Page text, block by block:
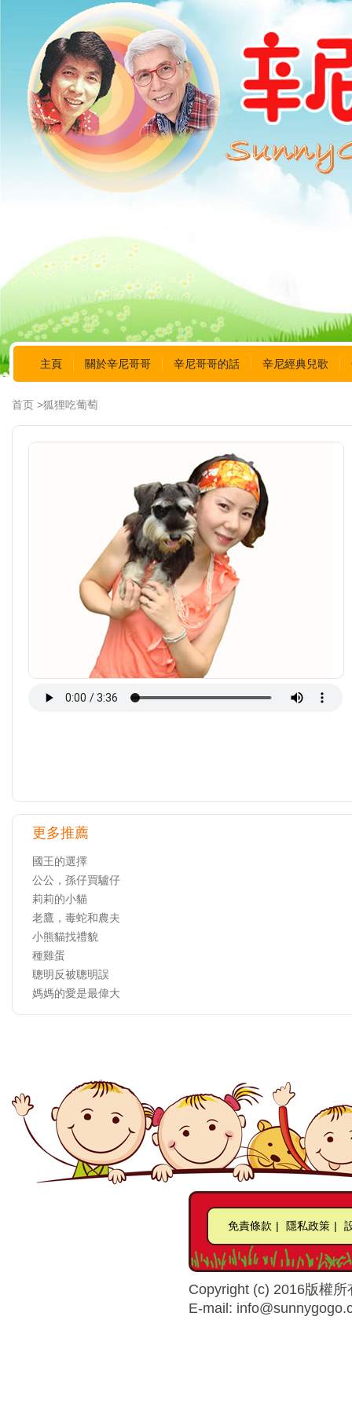
主頁 關於辛尼哥哥 辛尼哥哥的話 辛尼經典兒歌
首页 >狐狸吃葡萄
更多推薦
國王的選擇
公公，孫仔買驢仔
莉莉的小貓
老鷹，毒蛇和農夫
小熊貓找禮貌
種雞蛋
聰明反被聰明誤
媽媽的愛是最偉大
免責條款 | 隱私政策 |
Copyright (c) 2016版權
E-mail: